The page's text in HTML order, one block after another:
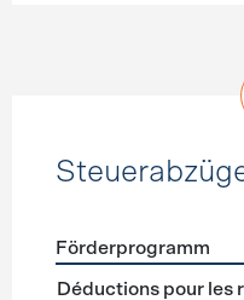
Förderprogramme
Förderprogramm
Déductions pour les